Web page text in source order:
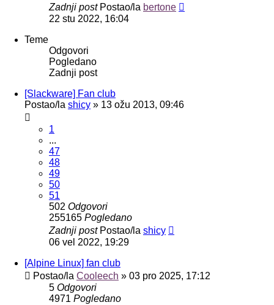
Zadnji post Postao/la bertone
22 stu 2022, 16:04
Teme
Odgovori
Pogledano
Zadnji post
[Slackware] Fan club
Postao/la shicy » 13 ožu 2013, 09:46
1
...
47
48
49
50
51
502 Odgovori
255165 Pogledano
Zadnji post Postao/la shicy
06 vel 2022, 19:29
[Alpine Linux] fan club
Postao/la Cooleech » 03 pro 2025, 17:12
5 Odgovori
4971 Pogledano